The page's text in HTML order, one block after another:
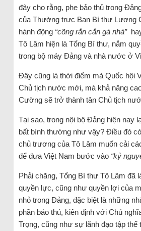
đây cho rằng, phe bảo thủ trong
của Thường trực Ban Bí thư Lương
hành động “cõng rắn cắn gà nhà”hay
Tô Lâm hiện là Tổng Bí thư, nắm
trong bộ máy Đảng và nhà nước ở
Đây cũng là thời điểm mà Quốc hội
Chủ tịch nước mới, mà khả năng
Cường sẽ trở thành tân Chủ tịch
Tại sao, trong nội bộ Đảng hiện nay
bất bình thường như vậy? Điều đó
chủ trương của Tô Lâm muốn cải
để đưa Việt Nam bước vào “kỷ
Phải chăng, Tổng Bí thư Tô Lâm đã
quyền lực, cũng như quyền lợi của
nhỏ trong Đảng, đặc biệt là những
phần bảo thủ, kiên định với Chủ
Trọng, cũng như sự lãnh đạo tập thể